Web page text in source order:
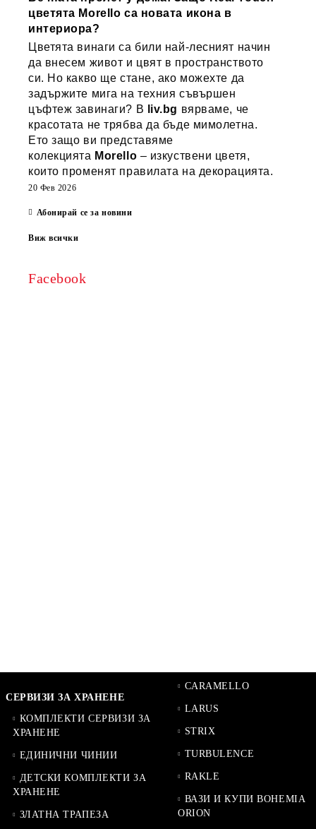
цветята Morello са новата икона в
интериора?
Цветята винаги са били най-лесният начин
да внесем живот и цвят в пространството
си. Но какво ще стане, ако можехте да
задържите мига на техния съвършен
цъфтеж завинаги? В
liv.bg вярваме, че
красотата не трябва да бъде мимолетна.
Ето защо ви представяме
колекцията Morello – изкуствени цветя,
които променят правилата на декорацията.
20 Фев 2026
Абонирай се за новини
Виж всички
Facebook
СЕРВИЗИ ЗА ХРАНЕНЕ
КОМПЛЕКТИ СЕРВИЗИ ЗА
ХРАНЕНЕ
ЕДИНИЧНИ ЧИНИИ
ДЕТСКИ КОМПЛЕКТИ ЗА
ХРАНЕНЕ
ЗЛАТНА ТРАПЕЗА
CARAMELLO
LARUS
STRIX
TURBULENCE
RAKLE
ВАЗИ И КУПИ BOHEMIA
ORION